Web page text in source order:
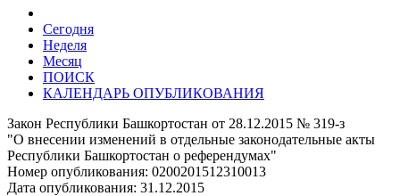
Сегодня
Неделя
Месяц
ПОИСК
КАЛЕНДАРЬ ОПУБЛИКОВАНИЯ
Закон Республики Башкортостан от 28.12.2015 № 319-з
"О внесении изменений в отдельные законодательные акты
Республики Башкортостан о референдумах"
Номер опубликования: 0200201512310013
Дата опубликования: 31.12.2015